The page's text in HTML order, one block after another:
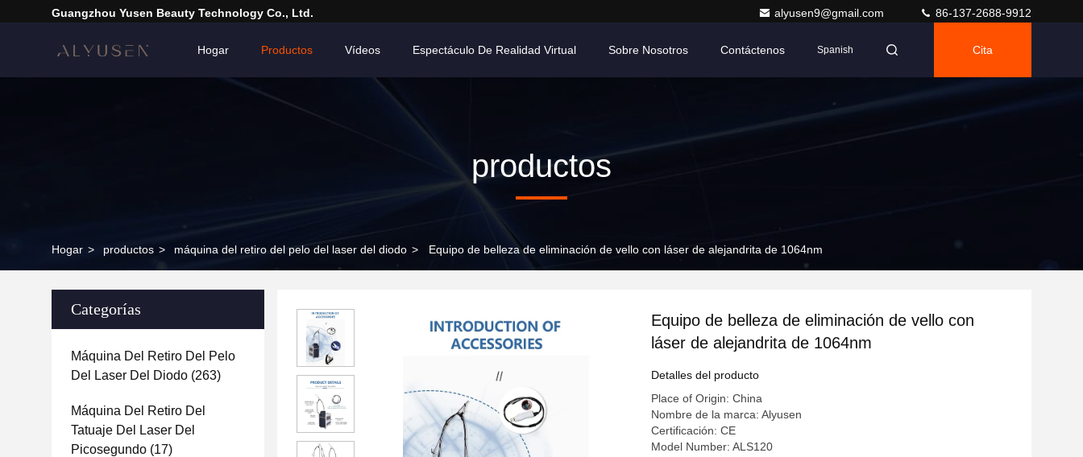
Guangzhou Yusen Beauty Technology Co., Ltd. alyusen9@gmail.com 86-137-2688-9912
Hogar Productos Vídeos Espectáculo De Realidad Virtual Sobre Nosotros Contáctenos Spanish Cita
productos
Hogar > productos > máquina del retiro del pelo del laser del diodo > Equipo de belleza de eliminación de vello con láser de alejandrita de 1064nm
Categorías
Máquina Del Retiro Del Pelo
Del Laser Del Diodo (263)
Máquina Del Retiro Del
Tatuaje Del Laser Del
Picosegundo (17)
Equipo de belleza de eliminación de vello con
láser de alejandrita de 1064nm
Detalles del producto
Place of Origin: China
Nombre de la marca: Alyusen
Certificación: CE
Model Number: ALS120